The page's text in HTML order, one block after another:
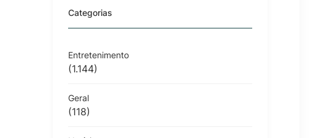
Categorias
Entretenimento
(1.144)
Geral
(118)